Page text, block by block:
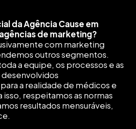
da Agência Cause em
de marketing?
com marketing
outros segmentos.
a equipe, os processos e as
a realidade de médicos e
isso, respeitamos as normas
resultados mensuráveis,